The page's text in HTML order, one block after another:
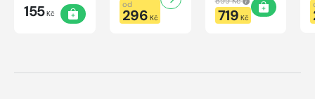
155Kč
od
296 Kč 719 Kč